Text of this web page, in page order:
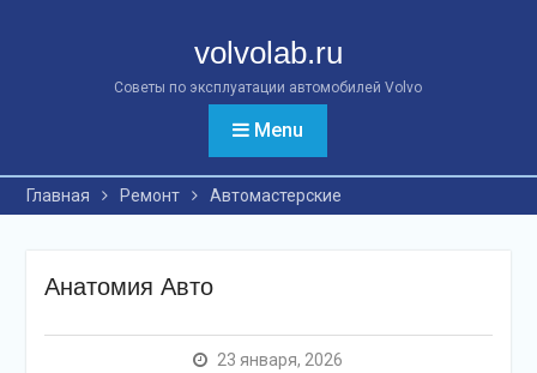
volvolab.ru
Советы по эксплуатации автомобилей Volvo
Menu
Главная Ремонт Автомастерские
Анатомия Авто
23 января, 2026